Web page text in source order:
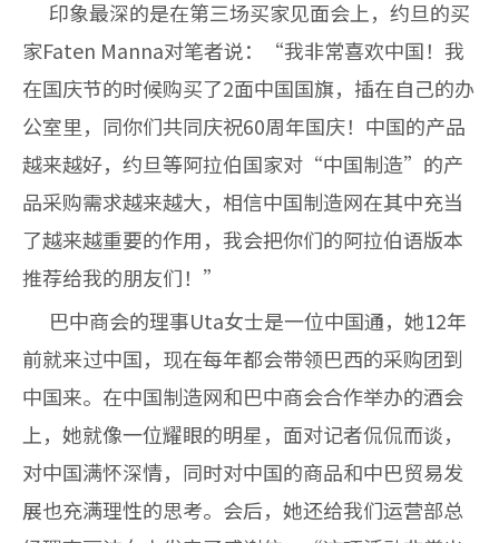
印象最深的是在第三场买家见面会上，约旦的买
家Faten Manna对笔者说：“我非常喜欢中国！我
在国庆节的时候购买了2面中国国旗，插在自己的办
公室里，同你们共同庆祝60周年国庆！中国的产品
越来越好，约旦等阿拉伯国家对“中国制造”的产
品采购需求越来越大，相信中国制造网在其中充当
了越来越重要的作用，我会把你们的阿拉伯语版本
推荐给我的朋友们！”
巴中商会的理事Uta女士是一位中国通，她12年
前就来过中国，现在每年都会带领巴西的采购团到
中国来。在中国制造网和巴中商会合作举办的酒会
上，她就像一位耀眼的明星，面对记者侃侃而谈，
对中国满怀深情，同时对中国的商品和中巴贸易发
展也充满理性的思考。会后，她还给我们运营部总